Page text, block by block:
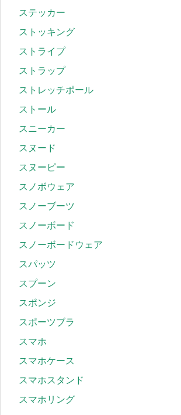
ステッカー
ストッキング
ストライプ
ストラップ
ストレッチポール
ストール
スニーカー
スヌード
スヌーピー
スノボウェア
スノーブーツ
スノーボード
スノーボードウェア
スパッツ
スプーン
スポンジ
スポーツブラ
スマホ
スマホケース
スマホスタンド
スマホリング